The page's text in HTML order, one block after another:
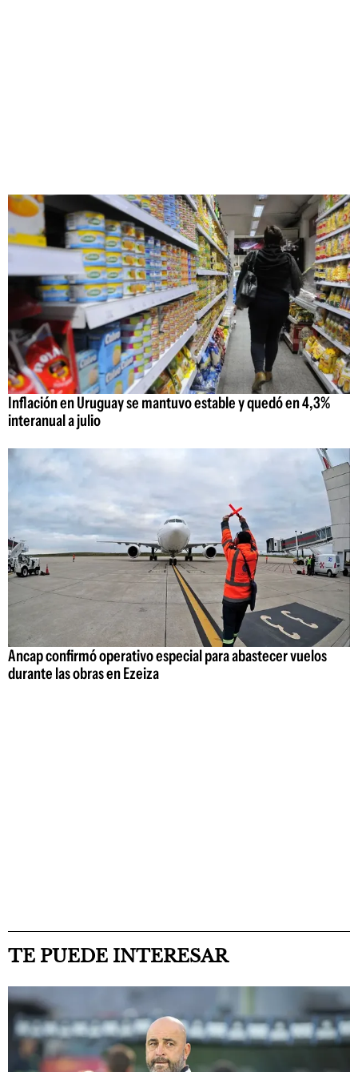
Inflación en Uruguay se mantuvo estable y quedó en 4,3%
interanual a julio
Ancap confirmó operativo especial para abastecer vuelos
durante las obras en Ezeiza
TE PUEDE INTERESAR